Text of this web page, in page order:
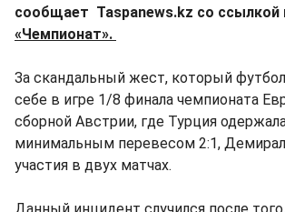
сообщает Taspanews.kz со ссылкой
«Чемпионат».
За скандальный жест, который
себе в игре 1/8 финала чемпионата
сборной Австрии, где Турция
минимальным перевесом 2:1, Демирал
участия в двух матчах.